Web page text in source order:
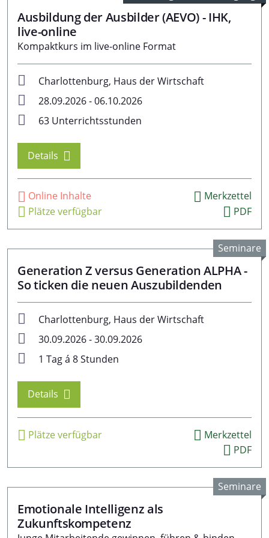
Ausbildung der Ausbilder (AEVO) - IHK,
live-online
Kompaktkurs im live-online Format
Charlottenburg, Haus der Wirtschaft
28.09.2026 - 06.10.2026
63 Unterrichtsstunden
Details
Online Inhalte
Plätze verfügbar
Merkzettel
PDF
Generation Z versus Generation ALPHA -
So ticken die neuen Auszubildenden
Charlottenburg, Haus der Wirtschaft
30.09.2026 - 30.09.2026
1 Tag á 8 Stunden
Details
Plätze verfügbar
Merkzettel
PDF
Seminare
Emotionale Intelligenz als
Zukunftskompetenz
Seminare